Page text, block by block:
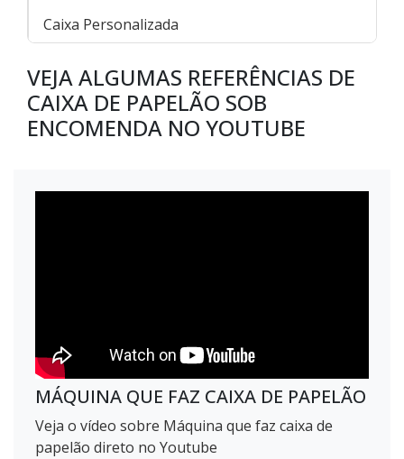
Caixa Personalizada
VEJA ALGUMAS REFERÊNCIAS DE
CAIXA DE PAPELÃO SOB
ENCOMENDA NO YOUTUBE
MÁQUINA QUE FAZ CAIXA DE PAPELÃO
Veja o vídeo sobre Máquina que faz caixa de
papelão direto no Youtube